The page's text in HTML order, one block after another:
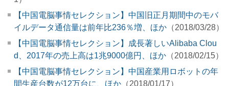
【中国電脳事情セレクション】中国旧正月期間中のモバ
イルデータ通信量は前年比236％増、ほか （2018/03/28）
【中国電脳事情セレクション】成長著しいAlibaba Clou
d、2017年の売上高は1兆9000億円、ほか （2018/02/15）
【中国電脳事情セレクション】中国産業用ロボットの年
間生産台数が12万台に、ほか （2018/01/17）